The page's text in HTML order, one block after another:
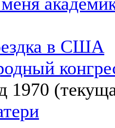
в США
1970